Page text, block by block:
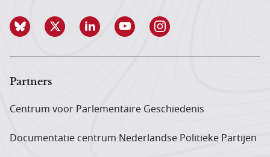
Partners
Centrum voor Parlementaire Geschiedenis
Documentatie centrum Neder­landse Politieke Partijen